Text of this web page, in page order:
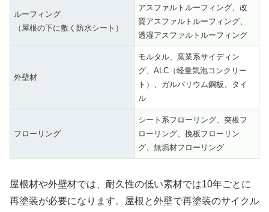
ルーフィング
（屋根の下に敷く防水シート）
アスファルトルーフィング、改
質アスファルトルーフィング、
透湿アスファルトルーフィング
外壁材
モルタル、窯業系サイディン
グ、ALC（軽量気泡コンクリー
ト）、ガルバリウム鋼板、タイ
ル
フローリング
シート系フローリング、突板フ
ローリング、挽板フローリン
グ、無垢材フローリング
屋根材や外壁材では、耐久性の低い素材では10年ごとに
再塗装が必要になります。屋根と外壁で再塗装のサイクル